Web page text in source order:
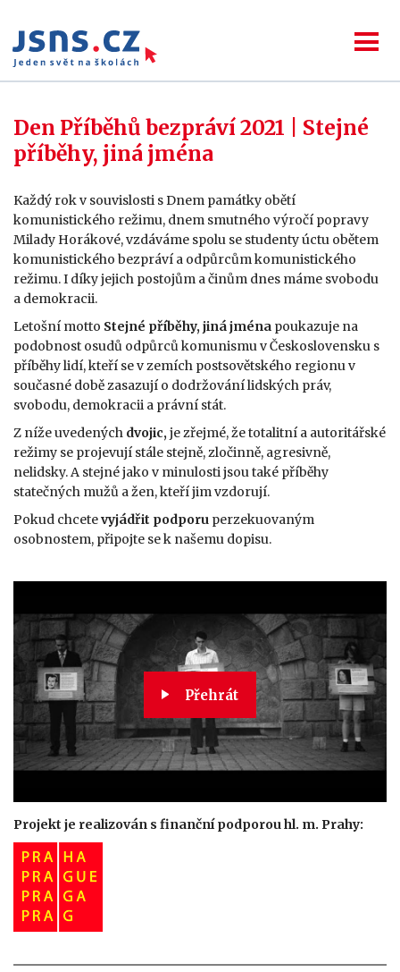
Den Příběhů bezpráví 2021 | Stejné
příběhy, jiná jména
Každý rok v souvislosti s Dnem památky obětí
komunistického režimu, dnem smutného výročí popravy
Milady Horákové, vzdáváme spolu se studenty úctu obětem
komunistického bezpráví a odpůrcům komunistického
režimu. I díky jejich postojům a činům dnes máme svobodu
a demokracii.
Letošní motto Stejné příběhy, jiná jména poukazuje na
podobnost osudů odpůrců komunismu v Československu s
příběhy lidí, kteří se v zemích postsovětského regionu v
současné době zasazují o dodržování lidských práv,
svobodu, demokracii a právní stát.
Z níže uvedených dvojic,je zřejmé, že totalitní a autoritářské
režimy se projevují stále stejně, zločinně, agresivně,
nelidsky. A stejné jako v minulosti jsou také příběhy
statečných mužů a žen, kteří jim vzdorují.
Pokud chcetevyjádřit podporu perzekuovaným
osobnostem, připojte se k našemu dopisu.
Přehrát
Projekt je realizován s finanční podporou hl. m. Prahy: